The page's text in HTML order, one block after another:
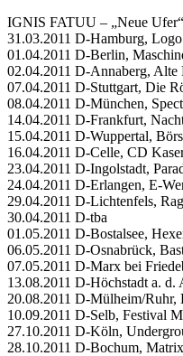
IGNIS FATUU – „Neue
31.03.2011 D-Hamburg,
01.04.2011 D-Berlin,
02.04.2011 D-Annaberg, Alte
07.04.2011 D-Stuttgart, Die
08.04.2011 D-München,
14.04.2011 D-Frankfurt,
15.04.2011 D-Wuppertal,
16.04.2011 D-Celle, CD
23.04.2011 D-Ingolstadt,
24.04.2011 D-Erlangen, E-
29.04.2011 D-Lichtenfels,
30.04.2011 D-tba
01.05.2011 D-Bostalsee,
06.05.2011 D-Osnabrück,
07.05.2011 D-Marx bei
13.08.2011 D-Höchstadt a. d.
20.08.2011 D-Mülheim/Ruhr,
10.09.2011 D-Selb, Festival
27.10.2011 D-Köln,
28.10.2011 D-Bochum, Matrix